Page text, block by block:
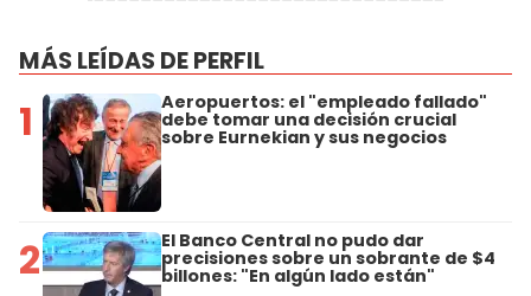
MÁS LEÍDAS DE PERFIL
1 Aeropuertos: el "empleado fallado"
debe tomar una decisión crucial
sobre Eurnekian y sus negocios
2 El Banco Central no pudo dar
precisiones sobre un sobrante de $4
billones: "En algún lado están"